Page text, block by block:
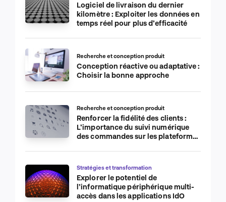
Logiciel de livraison du dernier
kilomètre : Exploiter les données en
temps réel pour plus d’efficacité
Recherche et conception produit
Conception réactive ou adaptative :
Choisir la bonne approche
Recherche et conception produit
Renforcer la fidélité des clients :
L’importance du suivi numérique
des commandes sur les plateformes
Stratégies et transformation
Explorer le potentiel de
l’informatique périphérique multi-
accès dans les applications IdO